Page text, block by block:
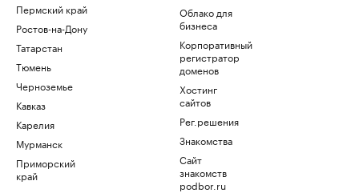
Пермский край
Ростов-на-Дону
Татарстан
Тюмень
Черноземье
Кавказ
Карелия
Мурманск
Приморский
край
Облако для
бизнеса
Корпоративный
регистратор
доменов
Хостинг
сайтов
Рег.решения
Знакомства
Сайт
знакомств
podbor.ru